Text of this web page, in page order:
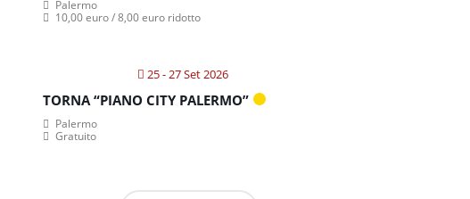
Palermo
10,00 euro / 8,00 euro ridotto
25 - 27 Set 2026
TORNA “PIANO CITY PALERMO”
Palermo
Gratuito